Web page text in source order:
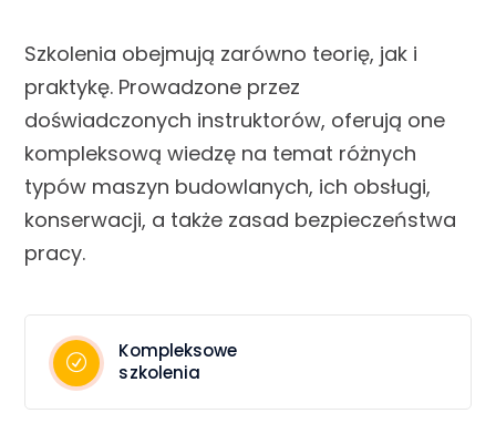
Szkolenia obejmują zarówno teorię, jak i
praktykę. Prowadzone przez
doświadczonych instruktorów, oferują one
kompleksową wiedzę na temat różnych
typów maszyn budowlanych, ich obsługi,
konserwacji, a także zasad bezpieczeństwa
pracy.
Kompleksowe
szkolenia